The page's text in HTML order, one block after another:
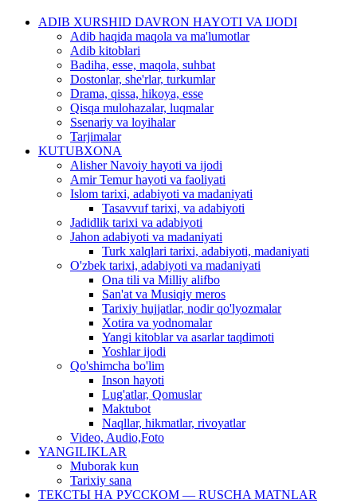
ADIB XURSHID DAVRON HAYOTI VA IJODI
Adib haqida maqola va ma'lumotlar
Adib kitoblari
Badiha, esse, maqola, suhbat
Dostonlar, she'rlar, turkumlar
Drama, qissa, hikoya, esse
Qisqa mulohazalar, luqmalar
Ssenariy va loyihalar
Tarjimalar
KUTUBXONA
Alisher Navoiy hayoti va ijodi
Amir Temur hayoti va faoliyati
Islom tarixi, adabiyoti va madaniyati
Tasavvuf tarixi, va adabiyoti
Jadidlik tarixi va adabiyoti
Jahon adabiyoti va madaniyati
Turk xalqlari tarixi, adabiyoti, madaniyati
O'zbek tarixi, adabiyoti va madaniyati
Ona tili va Milliy alifbo
San'at va Musiqiy meros
Tarixiy hujjatlar, nodir qo'lyozmalar
Xotira va yodnomalar
Yangi kitoblar va asarlar taqdimoti
Yoshlar ijodi
Qo'shimcha bo'lim
Inson hayoti
Lug'atlar, Qomuslar
Maktubot
Naqllar, hikmatlar, rivoyatlar
Video, Audio,Foto
YANGILIKLAR
Muborak kun
Tarixiy sana
ТЕКСТЫ НА РУССКОМ — RUSCHA MATNLAR